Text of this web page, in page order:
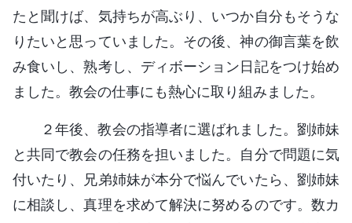
たと聞けば、気持ちが高ぶり、いつか自分もそうな
りたいと思っていました。その後、神の御言葉を飲
み食いし、熟考し、ディボーション日記をつけ始め
ました。教会の仕事にも熱心に取り組みました。
２年後、教会の指導者に選ばれました。劉姉妹
と共同で教会の任務を担いました。自分で問題に気
付いたり、兄弟姉妹が本分で悩んでいたら、劉姉妹
に相談し、真理を求めて解決に努めるのです。数カ